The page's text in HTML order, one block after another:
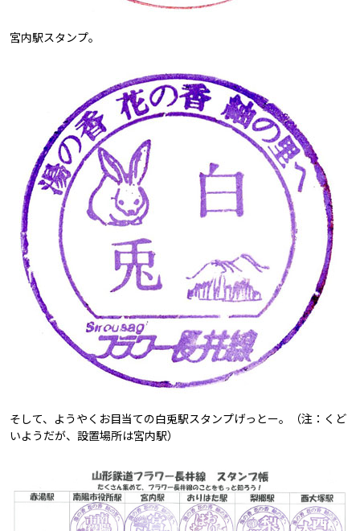
宮内駅スタンプ。
そして、ようやくお目当ての白兎駅スタンプげっとー。（注：くど
いようだが、設置場所は宮内駅）